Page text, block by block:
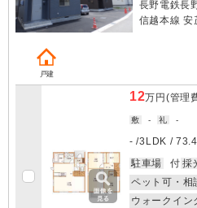
長野電鉄長
信越本線 安
戸建
12万円 (管理
敷 - 礼 -
- /3LDK /
駐車場
付 採
ペット可・相
ウォークイン